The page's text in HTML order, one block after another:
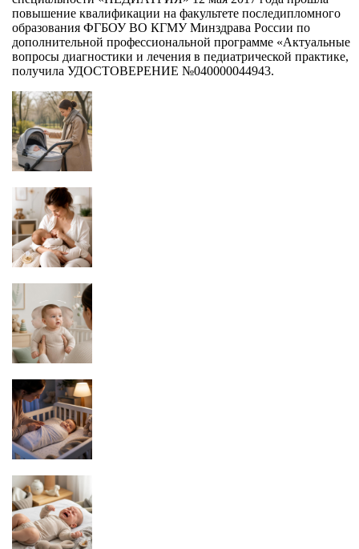
повышение квалификации на факультете последипломного
образования ФГБОУ ВО КГМУ Минздрава России по
дополнительной профессиональной программе «Актуальные
вопросы диагностики и лечения в педиатрической практике,
получила УДОСТОВЕРЕНИЕ №040000044943.